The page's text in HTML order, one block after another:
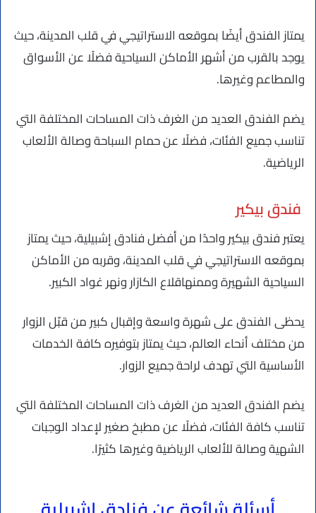
يمتاز الفندق أيضًا بموقعه الاستراتيجي في قلب المدينة، حيث
يوجد بالقرب من أشهر الأماكن السياحية فضلًا عن الأسواق
والمطاعم وغيرها.
يضم الفندق العديد من الغرف ذات المساحات المختلفة التي
تناسب جميع الفئات، فضلًا عن حمام السباحة وصالة الألعاب
الرياضية.
فندق بيكير
يعتبر فندق بيكير واحدًا من أفضل فنادق إشبيلية، حيث يمتاز
بموقعه الاستراتيجي في قلب المدينة، وقربه من الأماكن
السياحية الشهيرة وممنهاقلاع الكازار ونهر غواد الكبير.
يحظى الفندق على شهرة واسعة وإقبال كبير من قبّل الزوار
من مختلف أنحاء العالم، حيث يمتاز بتوفيره كافة الخدمات
الأساسية التي تهدف لراحة جميع الزوار.
يضم الفندق العديد من الغرف ذات المساحات المختلفة التي
تناسب كافة الفئات، فضلًا عن مطبخ صغير لإعداد الوجبات
الشهية وصالة للألعاب الرياضية وغيرها كثيرًا.